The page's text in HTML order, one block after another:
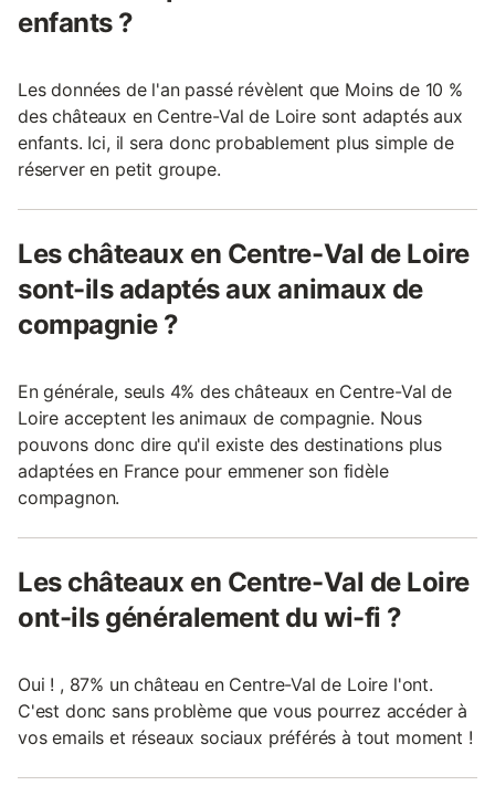
enfants ?
Les données de l'an passé révèlent que Moins de 10 %
des châteaux en Centre-Val de Loire sont adaptés aux
enfants. Ici, il sera donc probablement plus simple de
réserver en petit groupe.
Les châteaux en Centre-Val de Loire
sont-ils adaptés aux animaux de
compagnie ?
En générale, seuls 4% des châteaux en Centre-Val de
Loire acceptent les animaux de compagnie. Nous
pouvons donc dire qu'il existe des destinations plus
adaptées en France pour emmener son fidèle
compagnon.
Les châteaux en Centre-Val de Loire
ont-ils généralement du wi-fi ?
Oui ! , 87% un château en Centre-Val de Loire l'ont.
C'est donc sans problème que vous pourrez accéder à
vos emails et réseaux sociaux préférés à tout moment !